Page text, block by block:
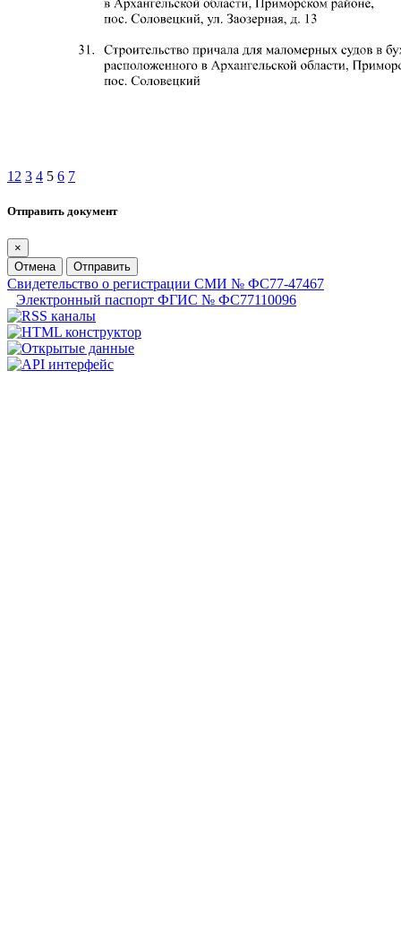
1 2 3 4 5 6 7
Отправить документ
×
Отмена
Отправить
Свидетельство о регистрации СМИ № ФС77-47467
Электронный паспорт ФГИС № ФС77110096